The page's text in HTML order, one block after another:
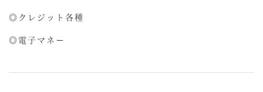
◎クレジット各種
◎電子マネー